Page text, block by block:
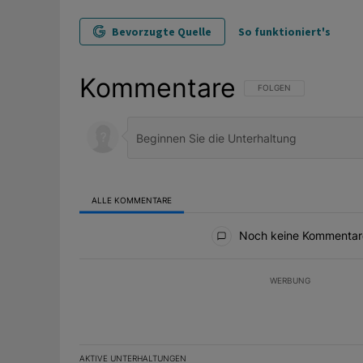
Bevorzugte Quelle So funktioniert's
Kommentare FOLGE DIESER
FOLGEN
ALLE KOMMENTARE
Noch keine
WERBUNG
AKTIVE UNTERHALTUNGEN